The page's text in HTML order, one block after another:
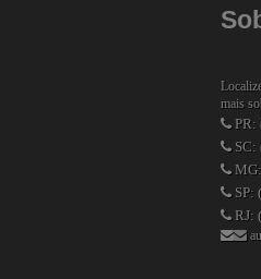
mais
PR:
SC:
SP:
RJ: